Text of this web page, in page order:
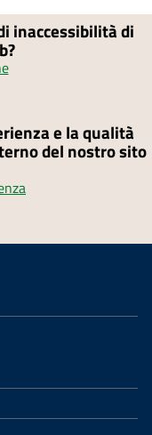
inaccessibilità di
e la qualità
del nostro sito